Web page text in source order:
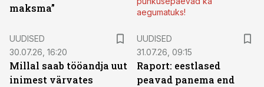
maksma”
aegumatuks!
UUDISED
30.07.26, 16:20
Millal saab tööandja uut
inimest värvates
UUDISED
31.07.26, 09:15
Raport: eestlased
peavad panema end